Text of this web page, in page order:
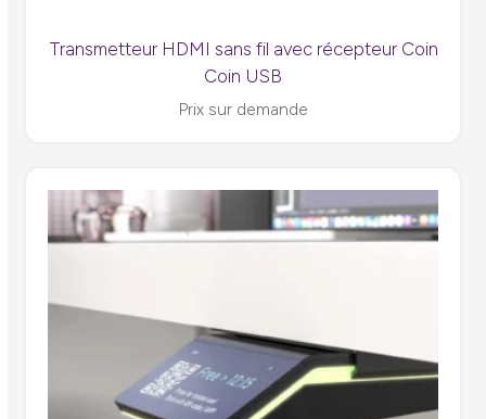
Transmetteur HDMI sans fil avec récepteur Coin
Coin USB
Prix sur demande